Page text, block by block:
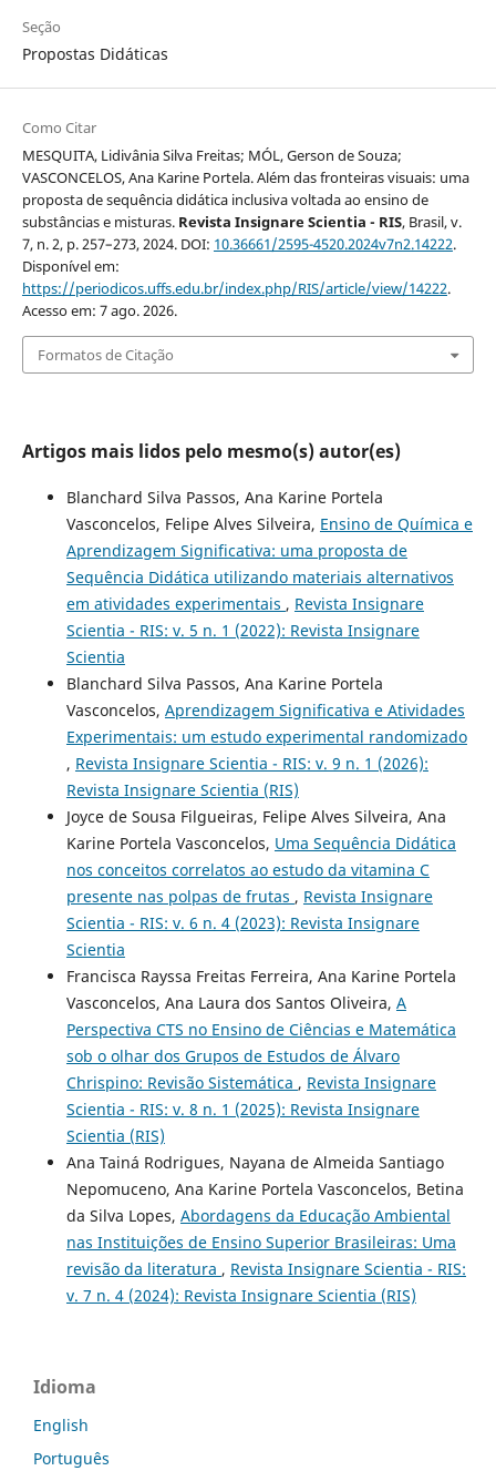
Seção
Propostas Didáticas
Como Citar
MESQUITA, Lidivânia Silva Freitas; MÓL, Gerson de Souza;
VASCONCELOS, Ana Karine Portela. Além das fronteiras visuais: uma
proposta de sequência didática inclusiva voltada ao ensino de
substâncias e misturas. Revista Insignare Scientia - RIS, Brasil, v.
7, n. 2, p. 257–273, 2024. DOI: 10.36661/2595-4520.2024v7n2.14222.
Disponível em:
https://periodicos.uffs.edu.br/index.php/RIS/article/view/14222.
Acesso em: 7 ago. 2026.
Formatos de Citação
Artigos mais lidos pelo mesmo(s) autor(es)
Blanchard Silva Passos, Ana Karine Portela
Vasconcelos, Felipe Alves Silveira, Ensino de Química e
Aprendizagem Significativa: uma proposta de
Sequência Didática utilizando materiais alternativos
em atividades experimentais , Revista Insignare
Scientia - RIS: v. 5 n. 1 (2022): Revista Insignare
Scientia
Blanchard Silva Passos, Ana Karine Portela
Vasconcelos, Aprendizagem Significativa e Atividades
Experimentais: um estudo experimental randomizado
, Revista Insignare Scientia - RIS: v. 9 n. 1 (2026):
Revista Insignare Scientia (RIS)
Joyce de Sousa Filgueiras, Felipe Alves Silveira, Ana
Karine Portela Vasconcelos, Uma Sequência Didática
nos conceitos correlatos ao estudo da vitamina C
presente nas polpas de frutas , Revista Insignare
Scientia - RIS: v. 6 n. 4 (2023): Revista Insignare
Scientia
Francisca Rayssa Freitas Ferreira, Ana Karine Portela
Vasconcelos, Ana Laura dos Santos Oliveira, A
Perspectiva CTS no Ensino de Ciências e Matemática
sob o olhar dos Grupos de Estudos de Álvaro
Chrispino: Revisão Sistemática , Revista Insignare
Scientia - RIS: v. 8 n. 1 (2025): Revista Insignare
Scientia (RIS)
Ana Tainá Rodrigues, Nayana de Almeida Santiago
Nepomuceno, Ana Karine Portela Vasconcelos, Betina
da Silva Lopes, Abordagens da Educação Ambiental
nas Instituições de Ensino Superior Brasileiras: Uma
revisão da literatura , Revista Insignare Scientia - RIS:
v. 7 n. 4 (2024): Revista Insignare Scientia (RIS)
Idioma
English
Português